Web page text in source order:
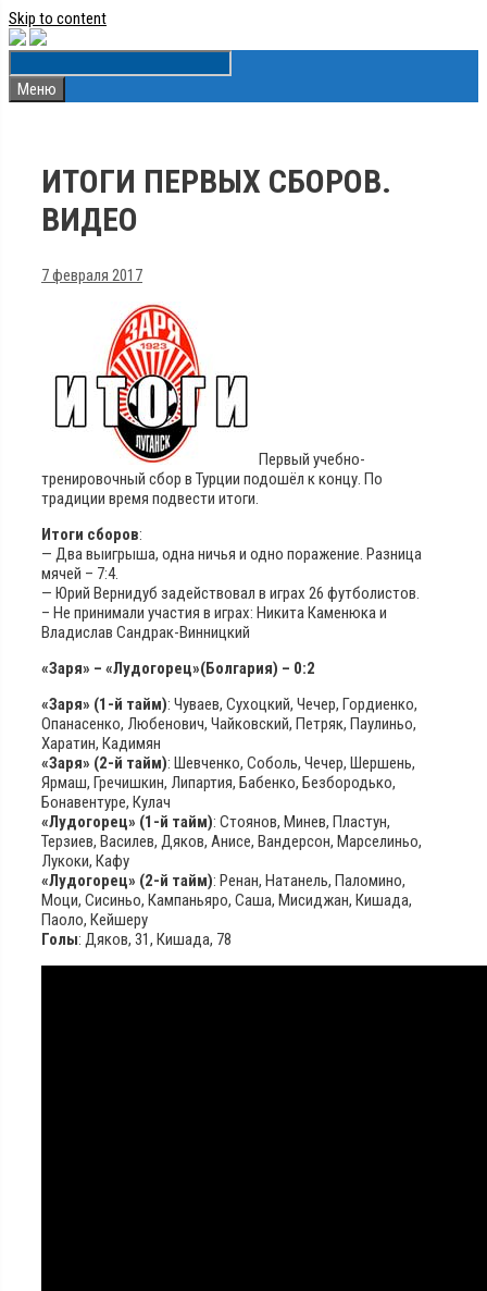
Skip to content
Меню
ИТОГИ ПЕРВЫХ СБОРОВ.
ВИДЕО
7 февраля 2017
Первый учебно-
тренировочный сбор в Турции подошёл к концу. По
традиции время подвести итоги.
Итоги сборов:
— Два выигрыша, одна ничья и одно поражение. Разница
мячей – 7:4.
— Юрий Вернидуб задействовал в играх 26 футболистов.
– Не принимали участия в играх: Никита Каменюка и
Владислав Сандрак-Винницкий
«Заря» – «Лудогорец»(Болгария) – 0:2
«Заря» (1-й тайм): Чуваев, Сухоцкий, Чечер, Гордиенко,
Опанасенко, Любенович, Чайковский, Петряк, Паулиньо,
Харатин, Кадимян
«Заря» (2-й тайм): Шевченко, Соболь, Чечер, Шершень,
Ярмаш, Гречишкин, Липартия, Бабенко, Безбородько,
Бонавентуре, Кулач
«Лудогорец» (1-й тайм): Стоянов, Минев, Пластун,
Терзиев, Василев, Дяков, Анисе, Вандерсон, Марселиньо,
Лукоки, Кафу
«Лудогорец» (2-й тайм): Ренан, Натанель, Паломино,
Моци, Сисиньо, Кампаньяро, Саша, Мисиджан, Кишада,
Паоло, Кейшеру
Голы: Дяков, 31, Кишада, 78